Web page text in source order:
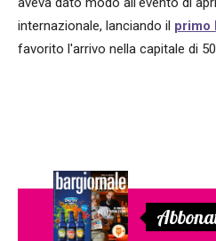
internazionale, lanciando il primo
favorito l'arrivo nella capitale di